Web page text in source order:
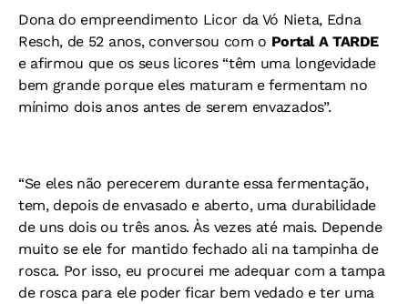
Dona do empreendimento Licor da Vó Nieta, Edna
Resch, de 52 anos, conversou com o Portal A TARDE
e afirmou que os seus licores “têm uma longevidade
bem grande porque eles maturam e fermentam no
mínimo dois anos antes de serem envazados”.
“Se eles não perecerem durante essa fermentação,
tem, depois de envasado e aberto, uma durabilidade
de uns dois ou três anos. Às vezes até mais. Depende
muito se ele for mantido fechado ali na tampinha de
rosca. Por isso, eu procurei me adequar com a tampa
de rosca para ele poder ficar bem vedado e ter uma